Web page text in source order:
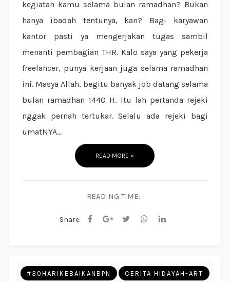
kegiatan kamu selama bulan ramadhan? Bukan
hanya ibadah tentunya, kan? Bagi karyawan
kantor pasti ya mengerjakan tugas sambil
menanti pembagian THR. Kalo saya yang pekerja
freelancer, punya kerjaan juga selama ramadhan
ini. Masya Allah, begitu banyak job datang selama
bulan ramadhan 1440 H. Itu lah pertanda rejeki
nggak pernah tertukar. Selalu ada rejeki bagi
umatNYA...
READ MORE »
READING TIME:
Share:
#30HARIKEBAIKANBPN CERITA HIDAYAH-ART